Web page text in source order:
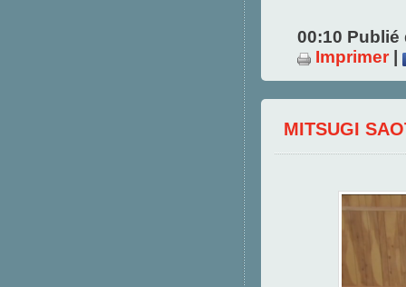
00:10
Imprimer
MITSUGI